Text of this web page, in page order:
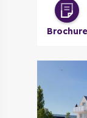
Brochure